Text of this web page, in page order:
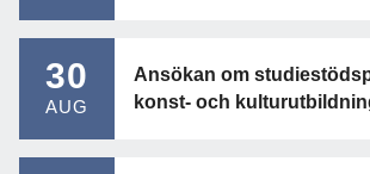
30
AUG
Ansökan om
konst- och